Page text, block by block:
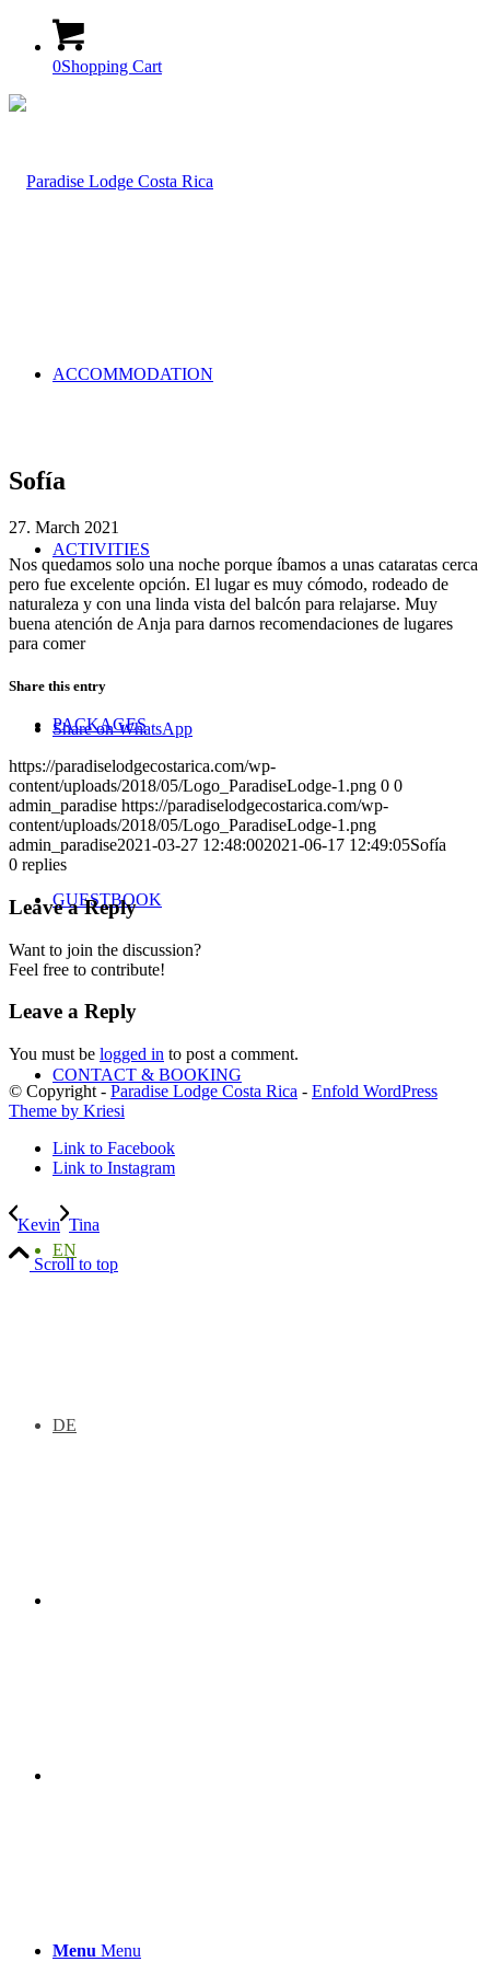
0Shopping Cart
ACCOMMODATION
ACTIVITIES
PACKAGES
GUESTBOOK
CONTACT & BOOKING
EN
DE
Menu Menu
Sofía
27. March 2021
Nos quedamos solo una noche porque íbamos a unas cataratas cerca
pero fue excelente opción. El lugar es muy cómodo, rodeado de
naturaleza y con una linda vista del balcón para relajarse. Muy
buena atención de Anja para darnos recomendaciones de lugares
para comer
Share this entry
Share on WhatsApp
https://paradiselodgecostarica.com/wp-
content/uploads/2018/05/Logo_ParadiseLodge-1.png 0 0
admin_paradise https://paradiselodgecostarica.com/wp-
content/uploads/2018/05/Logo_ParadiseLodge-1.png
admin_paradise2021-03-27 12:48:002021-06-17 12:49:05Sofía
0 replies
Leave a Reply
Want to join the discussion?
Feel free to contribute!
Leave a Reply
You must be logged in to post a comment.
© Copyright - Paradise Lodge Costa Rica - Enfold WordPress
Theme by Kriesi
Link to Facebook
Link to Instagram
Kevin Tina
Scroll to top